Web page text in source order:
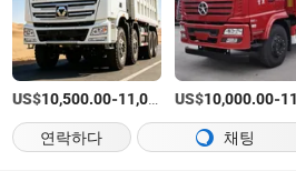
US$10,500.00-11,000.00 /상품
US$10,000.00-
연락하다 채팅